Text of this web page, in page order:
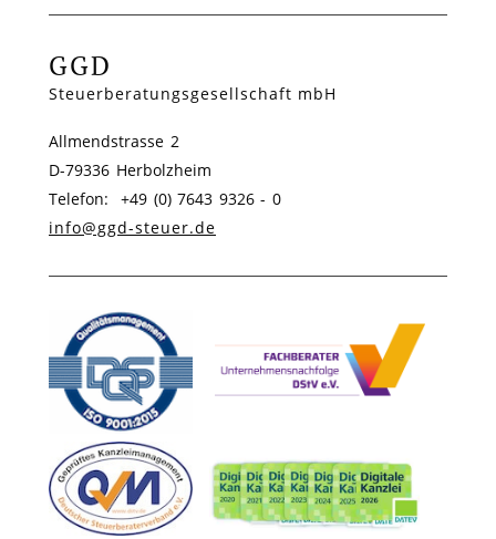
GGD
Steuerberatungsgesellschaft mbH
Allmendstrasse 2
D-79336 Herbolzheim
Telefon: +49 (0) 7643 9326 - 0
info@ggd-steuer.de